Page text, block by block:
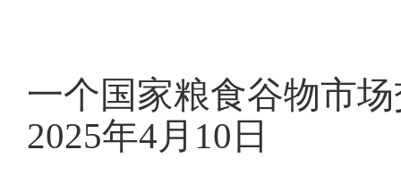
一个国家粮食谷物市
2025年4月10 日